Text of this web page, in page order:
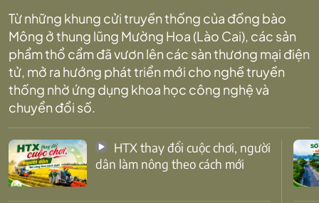
Từ những khung cửi truyền thống của đồng bào
Mông ở thung lũng Mường Hoa (Lào Cai), các sản
phẩm thổ cẩm đã vươn lên các sàn thương mại điện
tử, mở ra hướng phát triển mới cho nghề truyền
thống nhờ ứng dụng khoa học công nghệ và
chuyển đổi số.
dân làm nông theo cách mới